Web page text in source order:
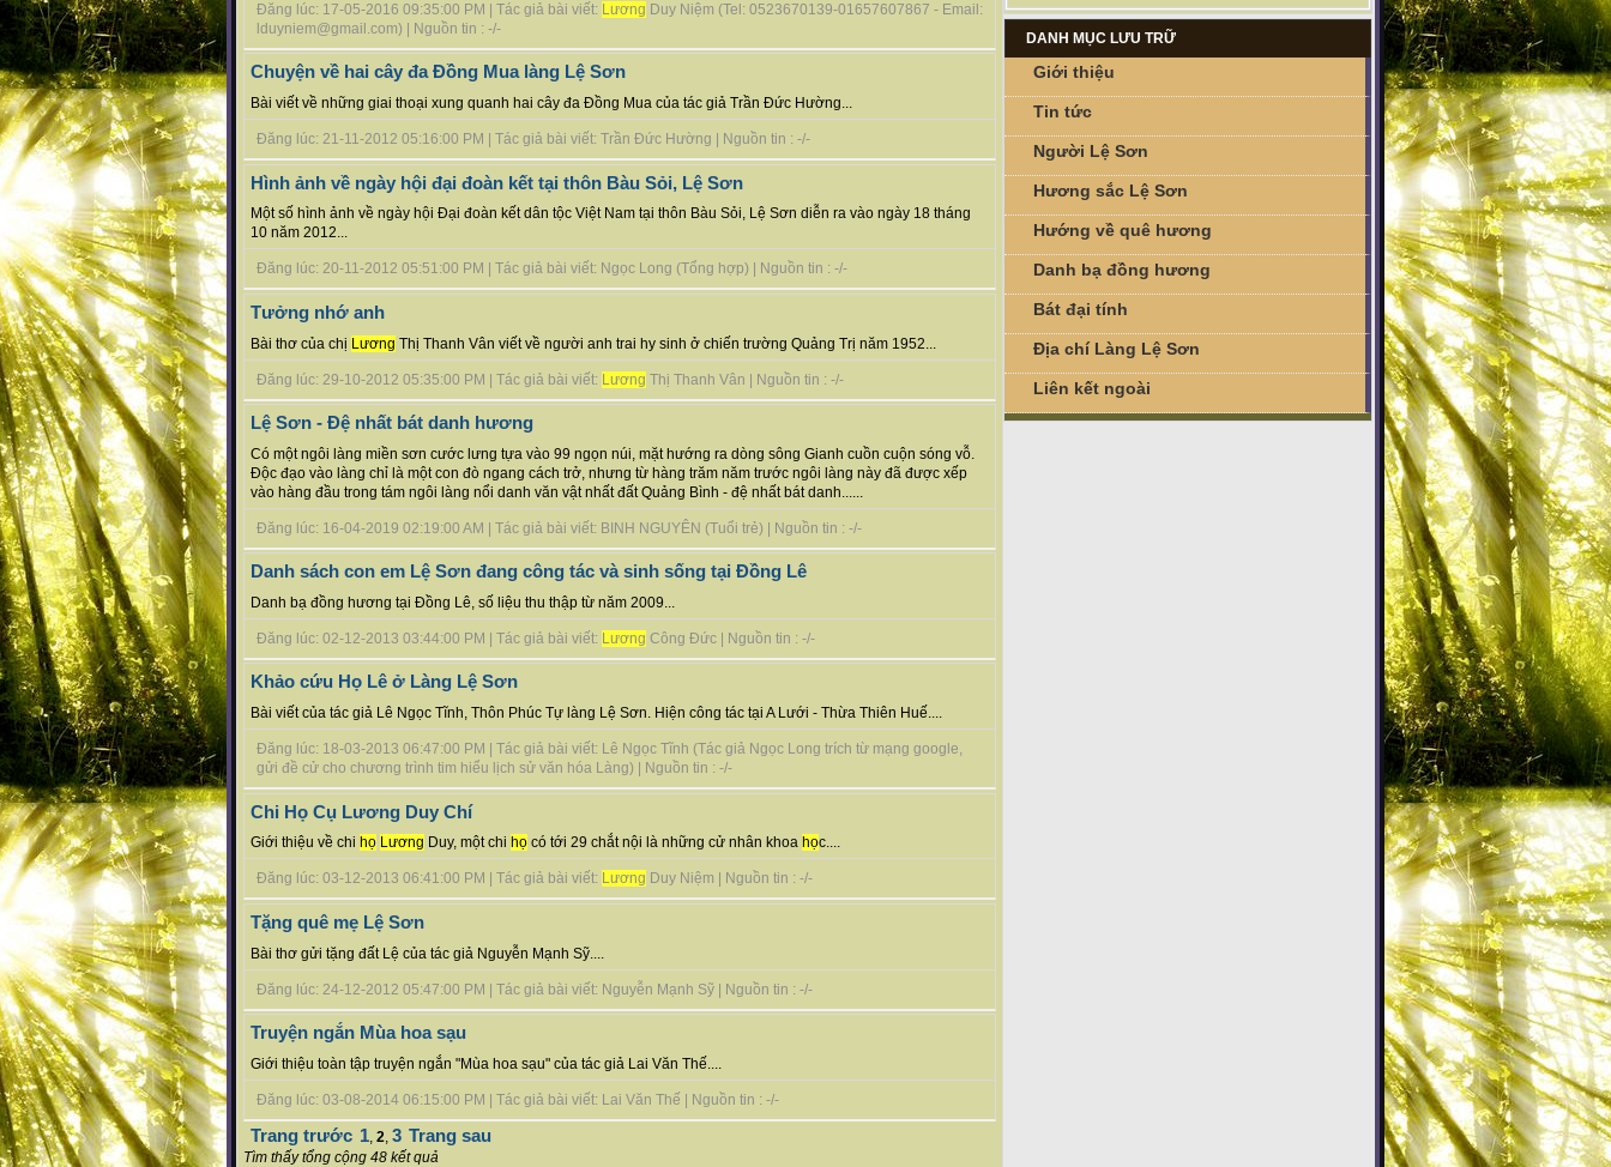
Đăng lúc: 17-05-2016 09:35:00 PM | Tác giả bài viết: Lương Duy Niệm (Tel: 0523670139-01657607867 - Email:
lduyniem@gmail.com) | Nguồn tin : -/-
Chuyện về hai cây đa Đồng Mua làng Lệ Sơn
Bài viết về những giai thoại xung quanh hai cây đa Đồng Mua của tác giả Trần Đức Hường...
Đăng lúc: 21-11-2012 05:16:00 PM | Tác giả bài viết: Trần Đức Hường | Nguồn tin : -/-
Hình ảnh về ngày hội đại đoàn kết tại thôn Bàu Sỏi, Lệ Sơn
Một số hình ảnh về ngày hội Đại đoàn kết dân tộc Việt Nam tại thôn Bàu Sỏi, Lệ Sơn diễn ra vào ngày 18 tháng
10 năm 2012...
Đăng lúc: 20-11-2012 05:51:00 PM | Tác giả bài viết: Ngọc Long (Tổng hợp) | Nguồn tin : -/-
Tưởng nhớ anh
Bài thơ của chị Lương Thị Thanh Vân viết về người anh trai hy sinh ở chiến trường Quảng Trị năm 1952...
Đăng lúc: 29-10-2012 05:35:00 PM | Tác giả bài viết: Lương Thị Thanh Vân | Nguồn tin : -/-
Lệ Sơn - Đệ nhất bát danh hương
Có một ngôi làng miền sơn cước lưng tựa vào 99 ngọn núi, mặt hướng ra dòng sông Gianh cuồn cuộn sóng vỗ.
Độc đạo vào làng chỉ là một con đò ngang cách trở, nhưng từ hàng trăm năm trước ngôi làng này đã được xếp
vào hàng đầu trong tám ngôi làng nổi danh văn vật nhất đất Quảng Bình - đệ nhất bát danh......
Đăng lúc: 16-04-2019 02:19:00 AM | Tác giả bài viết: BINH NGUYÊN (Tuổi trẻ) | Nguồn tin : -/-
Danh sách con em Lệ Sơn đang công tác và sinh sống tại Đồng Lê
Danh bạ đồng hương tại Đồng Lê, số liệu thu thập từ năm 2009...
Đăng lúc: 02-12-2013 03:44:00 PM | Tác giả bài viết: Lương Công Đức | Nguồn tin : -/-
Khảo cứu Họ Lê ở Làng Lệ Sơn
Bài viết của tác giả Lê Ngọc Tĩnh, Thôn Phúc Tự làng Lệ Sơn. Hiện công tác tại A Lưới - Thừa Thiên Huế....
Đăng lúc: 18-03-2013 06:47:00 PM | Tác giả bài viết: Lê Ngọc Tĩnh (Tác giả Ngọc Long trích từ mạng google,
gửi đề cử cho chương trình tim hiểu lịch sử văn hóa Làng) | Nguồn tin : -/-
Chi Họ Cụ Lương Duy Chí
Giới thiệu về chi họ Lương Duy, một chi họ có tới 29 chắt nội là những cử nhân khoa học....
Đăng lúc: 03-12-2013 06:41:00 PM | Tác giả bài viết: Lương Duy Niệm | Nguồn tin : -/-
Tặng quê mẹ Lệ Sơn
Bài thơ gửi tặng đất Lệ của tác giả Nguyễn Mạnh Sỹ....
Đăng lúc: 24-12-2012 05:47:00 PM | Tác giả bài viết: Nguyễn Mạnh Sỹ | Nguồn tin : -/-
Truyện ngắn Mùa hoa sạu
Giới thiệu toàn tập truyện ngắn "Mùa hoa sạu" của tác giả Lai Văn Thế....
Đăng lúc: 03-08-2014 06:15:00 PM | Tác giả bài viết: Lai Văn Thế | Nguồn tin : -/-
Trang trước 1, 2, 3 Trang sau
Tìm thấy tổng cộng 48 kết quả
DANH MỤC LƯU TRỮ
Giới thiệu
Tin tức
Người Lệ Sơn
Hương sắc Lệ Sơn
Hướng về quê hương
Danh bạ đồng hương
Bát đại tính
Địa chí Làng Lệ Sơn
Liên kết ngoài